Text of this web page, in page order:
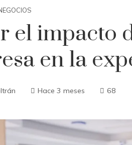
el impacto
en la
Hace 3 meses 68